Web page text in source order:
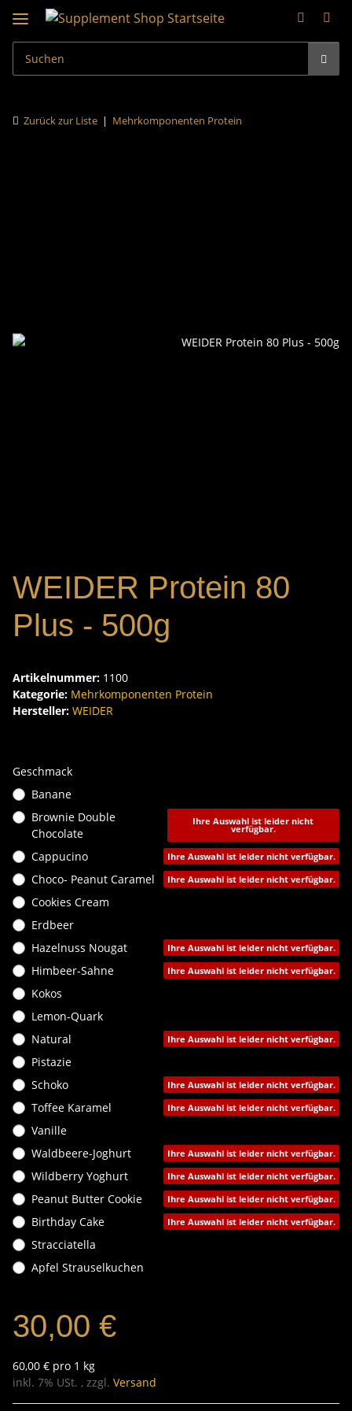
Zurück zur Liste Mehrkomponenten Protein
WEIDER Protein 80
Plus - 500g
Artikelnummer: 1100
Kategorie: Mehrkomponenten Protein
Hersteller: WEIDER
Geschmack
Banane
Brownie Double
Chocolate
Ihre Auswahl ist leider nicht
verfügbar.
Cappucino Ihre Auswahl ist leider nicht verfügbar.
Choco- Peanut Caramel Ihre Auswahl ist leider nicht verfügbar.
Cookies Cream
Erdbeer
Hazelnuss Nougat
Ihre Auswahl ist leider nicht verfügbar.
Himbeer-Sahne Ihre Auswahl ist leider nicht verfügbar.
Kokos
Lemon-Quark
Natural
Ihre Auswahl ist leider nicht verfügbar.
Pistazie
Schoko
Ihre Auswahl ist leider nicht verfügbar.
Toffee Karamel Ihre Auswahl ist leider nicht verfügbar.
Vanille
Waldbeere-Joghurt
Ihre Auswahl ist leider nicht verfügbar.
Wildberry Yoghurt Ihre Auswahl ist leider nicht verfügbar.
Peanut Butter Cookie Ihre Auswahl ist leider nicht verfügbar.
Birthday Cake Ihre Auswahl ist leider nicht verfügbar.
Stracciatella
Apfel Strauselkuchen
30,00 €
60,00 € pro 1 kg
inkl. 7% USt. , zzgl. Versand